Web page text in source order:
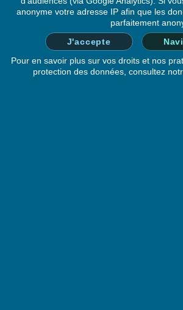
anonyme votre adresse IP afin que les
parfaitement
J'accepte
Pour en savoir plus sur vos droits et nos
protection des données, consultez